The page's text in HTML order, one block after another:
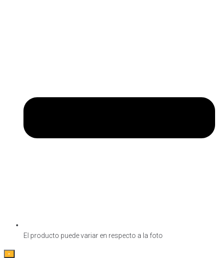
El producto puede variar en respecto a la foto
EMPANADA
-